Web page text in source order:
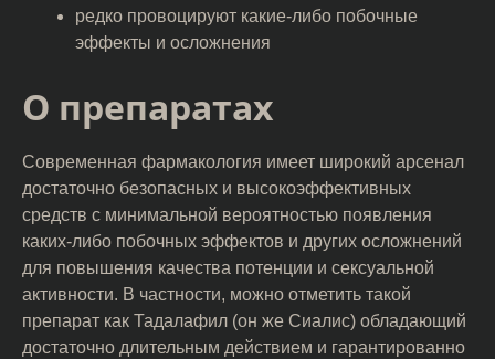
редко провоцируют какие-либо побочные
эффекты и осложнения
О препаратах
Современная фармакология имеет широкий арсенал
достаточно безопасных и высокоэффективных
средств с минимальной вероятностью появления
каких-либо побочных эффектов и других осложнений
для повышения качества потенции и сексуальной
активности. В частности, можно отметить такой
препарат как Тадалафил (он же Сиалис) обладающий
достаточно длительным действием и гарантированно